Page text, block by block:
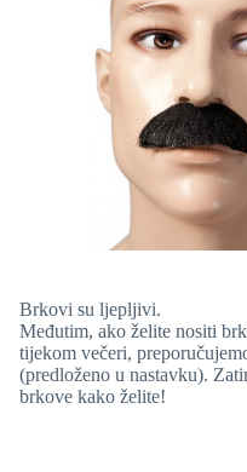
Brkovi su ljepljivi.
Međutim, ako želite nositi
tijekom večeri,
(predloženo u nastavku).
brkove kako želite!